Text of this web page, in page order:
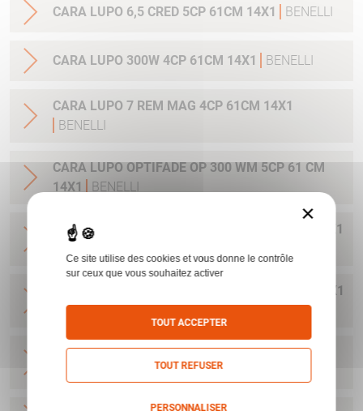
CARA LUPO 6,5 CRED 5CP 61CM 14X1 BENELLI
CARA LUPO 300W 4CP 61CM 14X1 BENELLI
CARA LUPO 7 REM MAG 4CP 61CM 14X1
BENELLI
CARA LUPO OPTIFADE OP 300 WM 5CP 61 CM
14X1
BENELLI
CARA LUPO OPTIFADE OP 308W 5CP 56 CM 14X1
CARA LUPO OPTIFADE OP 30-06 5CP 56 CM 14X1
BENELLI
CARA LUPO OPTIFADE OP 6.5CRMR 5CP 56 CM
×
Ce site utilise des cookies et vous donne le contrôle
sur ceux que vous souhaitez activer
TOUT ACCEPTER
TOUT REFUSER
PERSONNALISER